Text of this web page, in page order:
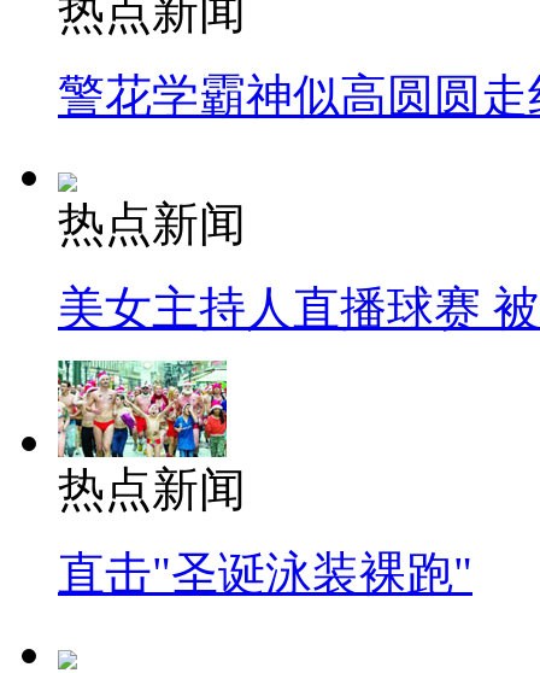
热点新闻
警花学霸神似高圆圆走
热点新闻
美女主持人直播球赛
热点新闻
直击"圣诞泳装裸跑"